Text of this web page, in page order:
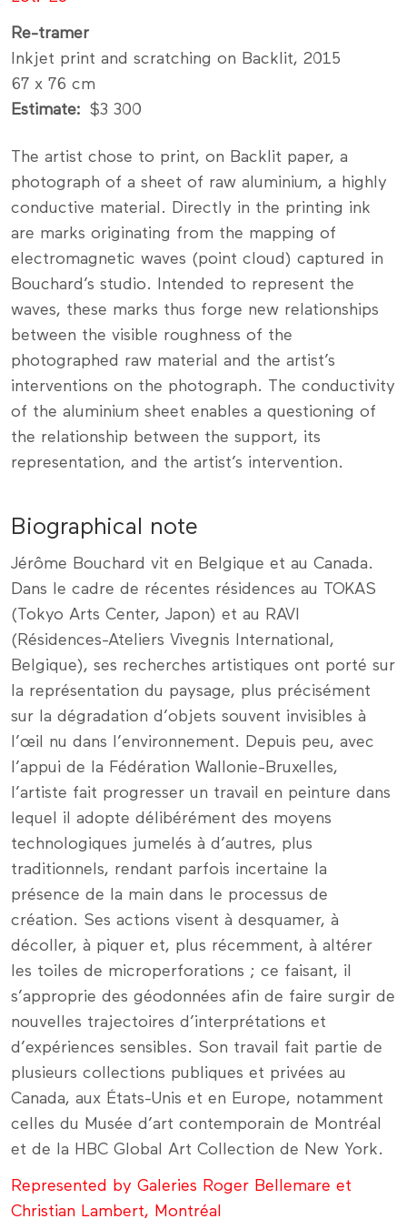
Re-tramer
Inkjet print and scratching on Backlit, 2015
67 x 76 cm
Estimate
$3 300
The artist chose to print, on Backlit paper, a
photograph of a sheet of raw aluminium, a highly
conductive material. Directly in the printing ink
are marks originating from the mapping of
electromagnetic waves (point cloud) captured in
Bouchard’s studio. Intended to represent the
waves, these marks thus forge new relationships
between the visible roughness of the
photographed raw material and the artist’s
interventions on the photograph. The conductivity
of the aluminium sheet enables a questioning of
the relationship between the support, its
representation, and the artist’s intervention.
Biographical note
Jérôme Bouchard vit en Belgique et au Canada.
Dans le cadre de récentes résidences au TOKAS
(Tokyo Arts Center, Japon) et au RAVI
(Résidences-Ateliers Vivegnis International,
Belgique), ses recherches artistiques ont porté sur
la représentation du paysage, plus précisément
sur la dégradation d’objets souvent invisibles à
l’œil nu dans l’environnement. Depuis peu, avec
l’appui de la Fédération Wallonie-Bruxelles,
l’artiste fait progresser un travail en peinture dans
lequel il adopte délibérément des moyens
technologiques jumelés à d’autres, plus
traditionnels, rendant parfois incertaine la
présence de la main dans le processus de
création. Ses actions visent à desquamer, à
décoller, à piquer et, plus récemment, à altérer
les toiles de microperforations ; ce faisant, il
s’approprie des géodonnées afin de faire surgir de
nouvelles trajectoires d’interprétations et
d’expériences sensibles. Son travail fait partie de
plusieurs collections publiques et privées au
Canada, aux États-Unis et en Europe, notamment
celles du Musée d’art contemporain de Montréal
et de la HBC Global Art Collection de New York.
Represented by Galeries Roger Bellemare et
Christian Lambert, Montréal